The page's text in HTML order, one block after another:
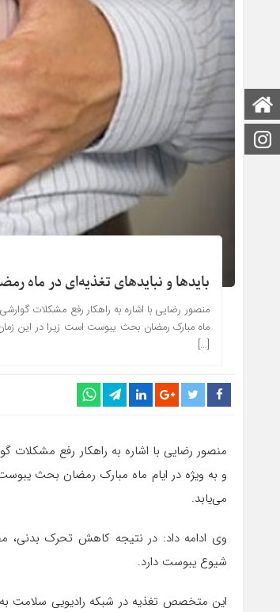
صفحه اصلی
اینستاگرام
باید‌ها و نبایدهای تغذیه‌ای در
منصور رضایی با اشاره به راهکار رفع مشکلات
ماه مبارک رمضان بحث یبوست است زیرا در این
[…]
منصور رضایی با اشاره به راهکار رفع
و به ویژه در ایام ماه مبارک رمضان بحث
می‌یابد.
وی ادامه داد: در نتیجه کاهش تحرک بدنی،
شیوع یبوست دارد.
این متخصص تغذیه در شبکه رادیویی سلامت به